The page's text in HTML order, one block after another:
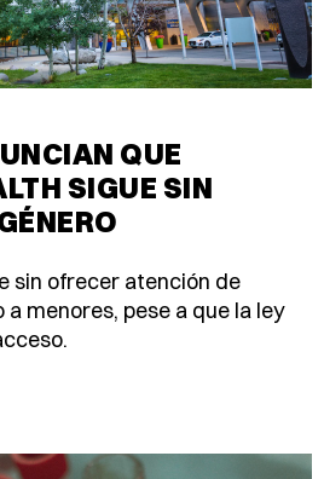
QUE
SIGUE SIN
sin ofrecer atención de
menores, pese a que la ley